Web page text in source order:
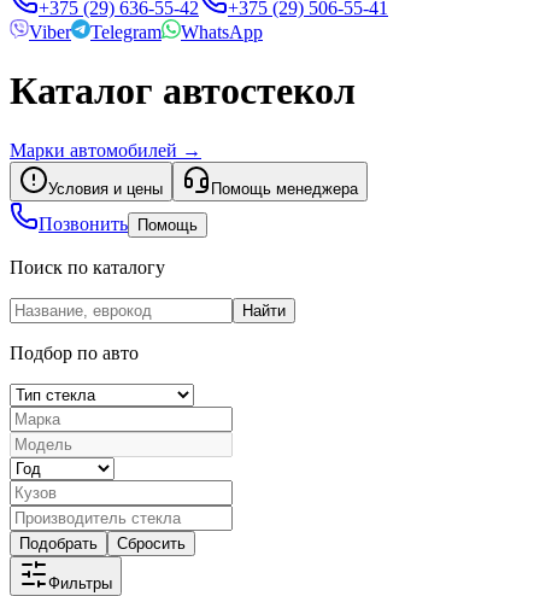
+375 (29) 636-55-42
+375 (29) 506-55-41
Viber
Telegram WhatsApp
Каталог автостекол
Марки автомобилей →
Условия и цены Помощь менеджера
Позвонить Помощь
Поиск по каталогу
Найти
Подбор по авто
Подобрать Сбросить
Фильтры